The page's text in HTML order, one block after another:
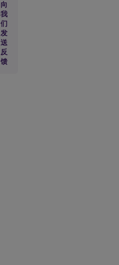
元数
据交
换使
用最
新的
Citrix
Cloud
SP
向
我
们
发
送
反
馈